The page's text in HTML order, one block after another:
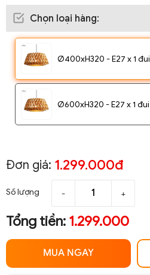
Chọn loại hàng:
Ø400xH320 - E27 x 1 đui
Ø600xH320 - E27 x 1 đui
Đơn giá: 1.299.000đ
Số lượng - +
Tổng tiền: 1.299.000
MUA NGAY